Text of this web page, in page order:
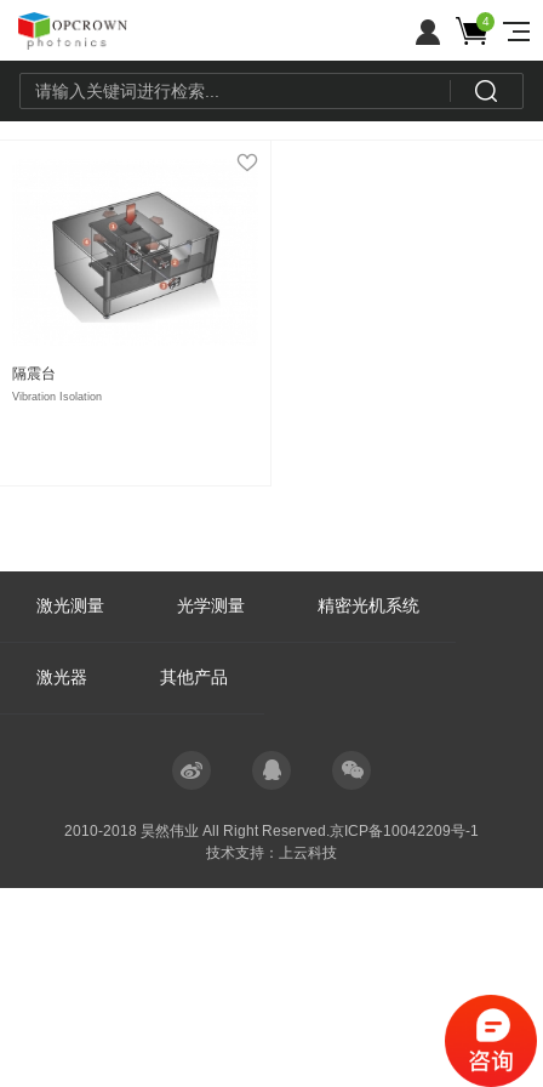
4
隔震台
Vibration Isolation
激光测量 光学测量 精密光机系统
激光器 其他产品
2010-2018 昊然伟业 All Right Reserved. 京ICP备10042209号-1
技术支持：
上云科技